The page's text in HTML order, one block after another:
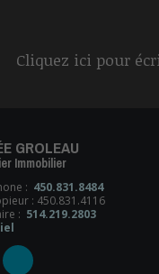
Cliquez ici pour
GROLEAU
Immobilier
: 450.831.8484
: 450.831.4116
: 514.219.2803